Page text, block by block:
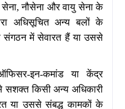
सेना,नौसेना और वायु सेना के
अधिसूचित अन्य बलों के
संगठन में सेवारत हैं या उससे
-इन-कमांड या केंद्र
सशक्त किसी अन्य अधिकारी
या उससे संबद्ध कामकों के